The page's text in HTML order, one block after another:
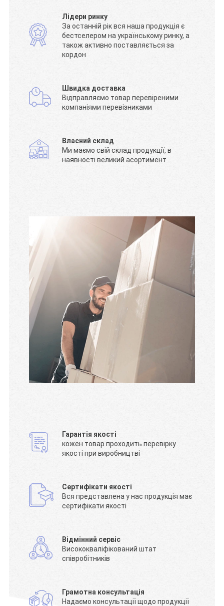
Лідери ринку
За останній рік вся наша продукція є
бестселером на українському ринку, а
також активно поставляється за
кордон
Швидка доставка
Відправляємо товар перевіреними
компаніями перевізниками
Власний склад
Ми маємо свій склад продукції, в
наявності великий асортимент
Гарантія якості
кожен товар проходить перевірку
якості при виробництві
Сертифікати якості
Вся представлена у нас продукція має
сертифікати якості
Відмінний сервіс
Висококваліфікований штат
співробітників
Грамотна консультація
Надаємо консультації щодо продукції